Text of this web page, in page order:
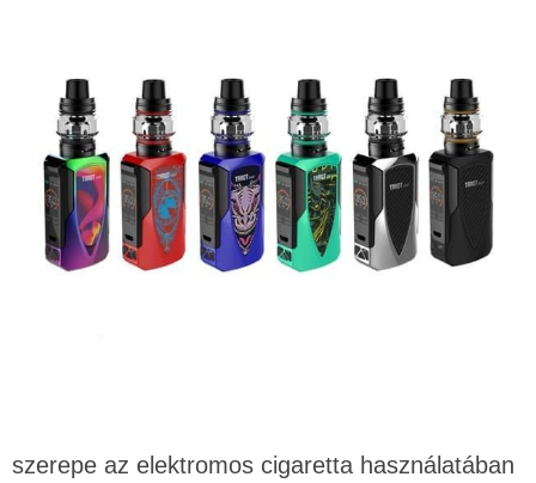
szerepe az elektromos cigaretta használatában